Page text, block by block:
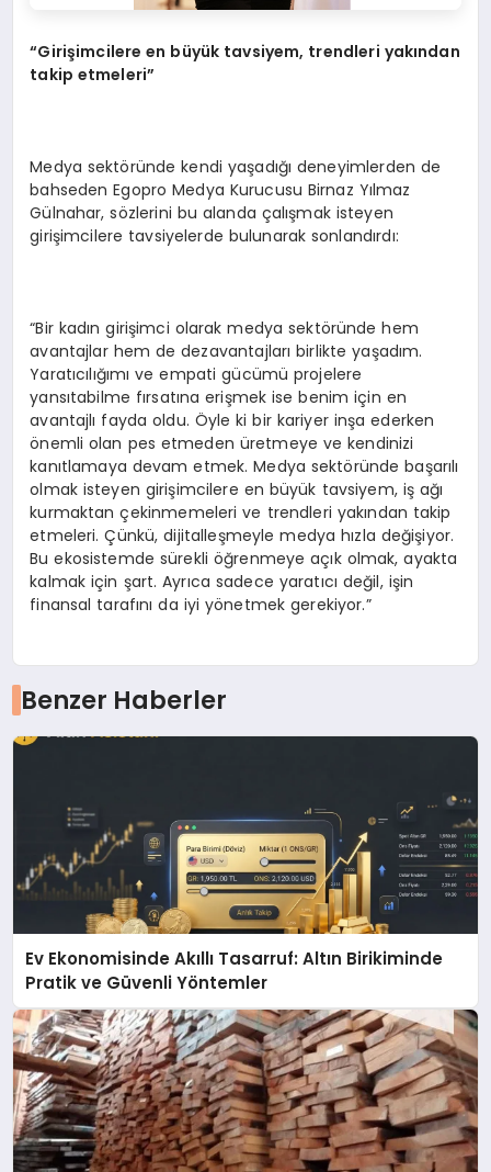
“Girişimcilere en büyük tavsiyem, trendleri yakından
takip etmeleri”
Medya sektöründe kendi yaşadığı deneyimlerden de
bahseden Egopro Medya Kurucusu Birnaz Yılmaz
Gülnahar, sözlerini bu alanda çalışmak isteyen
girişimcilere tavsiyelerde bulunarak sonlandırdı:
“Bir kadın girişimci olarak medya sektöründe hem
avantajlar hem de dezavantajları birlikte yaşadım.
Yaratıcılığımı ve empati gücümü projelere
yansıtabilme fırsatına erişmek ise benim için en
avantajlı fayda oldu. Öyle ki bir kariyer inşa ederken
önemli olan pes etmeden üretmeye ve kendinizi
kanıtlamaya devam etmek. Medya sektöründe başarılı
olmak isteyen girişimcilere en büyük tavsiyem, iş ağı
kurmaktan çekinmemeleri ve trendleri yakından takip
etmeleri. Çünkü, dijitalleşmeyle medya hızla değişiyor.
Bu ekosistemde sürekli öğrenmeye açık olmak, ayakta
kalmak için şart. Ayrıca sadece yaratıcı değil, işin
finansal tarafını da iyi yönetmek gerekiyor.”
Benzer Haberler
Ev Ekonomisinde Akıllı Tasarruf: Altın Birikiminde
Pratik ve Güvenli Yöntemler